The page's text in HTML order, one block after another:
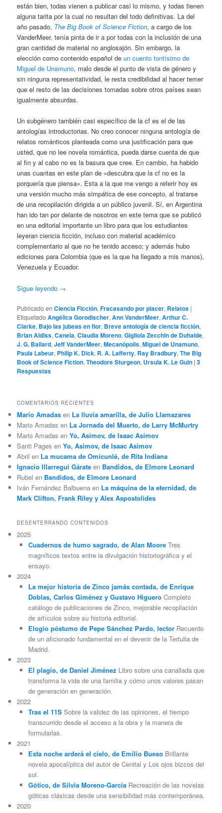
están bien, todas vienen a publicar casi lo mismo, y todas tienen
alguna tarita por la cual no resultan del todo definitivas. La del
año pasado, The Big Book of Science Fiction, a cargo de los
VanderMeer, tenía pinta de ir a por todas con la inclusión de una
gran cantidad de material no anglosajón. Sin embargo, la
elección como contenido español deun cuento tontísimo de
Miguel de Unamuno, malo desde el punto de vista de género y
sin ninguna representatividad, le resta credibilidad al hacer temer
que el resto de las decisiones tomadas sobre otros países sean
igualmente absurdas.
Un subgénero también casi específico de la cf es el de las
antologías introductorias. No creo conocer ninguna antología de
relatos románticos planteada como una justificación para que
usted, que no lee novela romántica, pueda darse cuenta de que
al fin y al cabo no es la basura que cree. En cambio, ha habido
unas cuantas en este plan de «descubra que la cf no es la
porquería que piensa». Esta a la que me vengo a referir hoy es
una versión mucho más simpática de ese concepto, al tratarse
de una recopilación dirigida a un público juvenil. Sí, en Argentina
han ido tan por delante de nosotros en este tema que se publicó
en una editorial importante un libro para que los estudiantes
leyeran ciencia ficción, incluso con material académico
complementario al que no he tenido acceso; y además hubo
ediciones para Colombia (que es la que ha llegado a mis manos),
Venezuela y Ecuador.
Sigue leyendo →
Publicado en Ciencia Ficción,Fracasando por placer, Relatos |
Etiquetado Angélica Gorodischer,Ann VanderMeer,Arthur C.
Clarke, Bajo las jubeas en flor, Breve antología de ciencia ficción,
Brian Aldiss,Canela,Claudia Moreno,Gigliola Zecchin de Duhalde,
J. G. Ballard,Jeff VanderMeer,Mecanópolis,Miguel de Unamuno,
Paula Labeur, Philip K. Dick, R. A. Lafferty, Ray Bradbury,The Big
Book of Science Fiction,Theodore Sturgeon, Ursula K. Le Guin |3
Respuestas
COMENTARIOS RECIENTES
Mario Amadas en La lluvia amarilla, de Julio Llamazares
Mario Amadas en La Jornada del Muerto, de Larry McMurtry
Mario Amadas enYo, Asimov, de Isaac Asimov
Santi Pages enYo, Asimov, de Isaac Asimov
Abril en La mucama de Omicunlé, de Rita Indiana
Ignacio Illarregui Gárate en Bandidos, de Elmore Leonard
Rubel en Bandidos, de Elmore Leonard
Iván Fernández Balbuena en La máquina de la eternidad, de
Mark Clifton, Frank Riley y Alex Aspostolides
DESENTERRANDO CONTENIDOS
2025
Cuadernos de humo sagrado, de Alan MooreTres
magníficos textos entre la divulgación historiográfica y el
ensayo.
2024
La mejor historia de Zinco jamás contada, de Enrique
Doblas, Carlos Giménez y Gustavo HigueroCompleto
catálogo de publicaciones de Zinco, mejorable recopilación
de artículos sobre su historia editorial.
Elogio póstumo de Pepe Sánchez Pardo, lectorRecuerdo
de un aficionado fundamental en el devenir de la Tertulia de
Madrid.
2023
El plagio, de Daniel Jiménez Libro sobre una canallada que
transforma la vida de una familia y cómo unos valores pasan
de generación en generación.
2022
Tras el 11SSobre la validez de las opiniones, el tiempo
transcurrido desde el acceso a la obra y la manera de
formularlas.
2021
Esta noche arderá el cielo, de Emilio BuesoBrillante
novela apocalíptica del autor de Cenital y Los ojos bizcos del
sol.
Gótico, de Silvia Moreno-GarcíaRecreación de las novelas
góticas clásicas desde una sensibilidad más contemporánea.
2020